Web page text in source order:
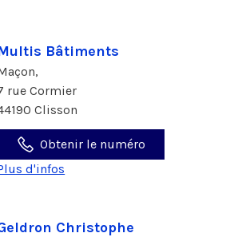
Bâtiments
rue Cormier
Clisson
Obtenir le numéro
d'infos
Christophe